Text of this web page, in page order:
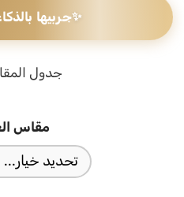
يتميز هذا التصميم بقماش
بالكامل، مع كفات مطوية
تأتي العباية مع طرحة سوداء
الإطلالة بأناقة، ارتديها
✨جربيها
جدول
مقاس